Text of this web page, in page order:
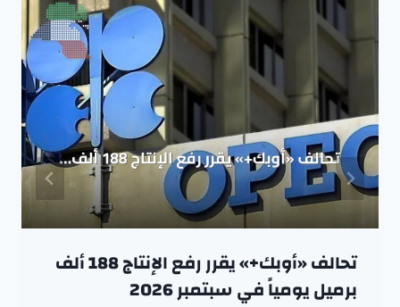
تحالف «أوبك+» يقرر رفع الإنتاج 188 ألف
برميل يومياً في سبتمبر 2026